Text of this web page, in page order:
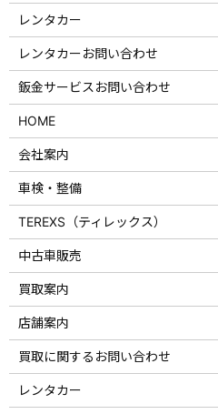
レンタカー
レンタカーお問い合わせ
鈑金サービスお問い合わせ
HOME
会社案内
車検・整備
TEREXS（ティレックス）
中古車販売
買取案内
店舗案内
買取に関するお問い合わせ
レンタカー